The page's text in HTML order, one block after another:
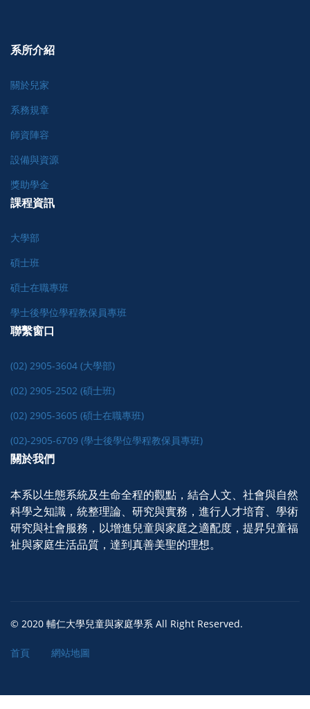
系所介紹
關於兒家
系務規章
師資陣容
設備與資源
獎助學金
課程資訊
大學部
碩士班
碩士在職專班
學士後學位學程教保員專班
聯繫窗口
(02) 2905-3604 (大學部)
(02) 2905-2502 (碩士班)
(02) 2905-3605 (碩士在職專班)
(02)-2905-6709 (學士後學位學程教保員專班)
關於我們
本系以生態系統及生命全程的觀點，結合人文、社會與自然
科學之知識，統整理論、研究與實務，進行人才培育、學術
研究與社會服務，以增進兒童與家庭之適配度，提昇兒童福
祉與家庭生活品質，達到真善美聖的理想。
© 2020 輔仁大學兒童與家庭學系 All Right Reserved.
首頁 網站地圖